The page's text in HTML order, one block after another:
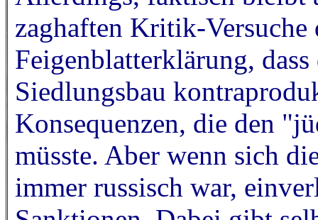
zaghaften Kritik-
Feigenblatterklärung,
Siedlungsbau
Konsequenzen, die den
müsste. Aber wenn sich
immer russisch war,